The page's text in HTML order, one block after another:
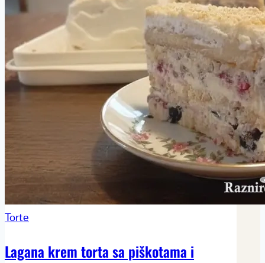
Torte
Lagana krem torta sa piškotama i